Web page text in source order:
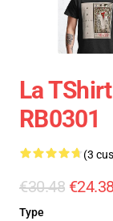
La
RB0301
(3
€30.48 €24.38
Type